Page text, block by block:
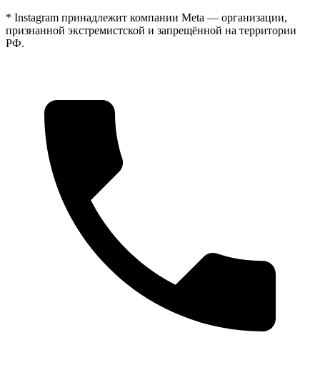
* Instagram принадлежит компании Meta — организации,
признанной экстремистской и запрещённой на территории
РФ.